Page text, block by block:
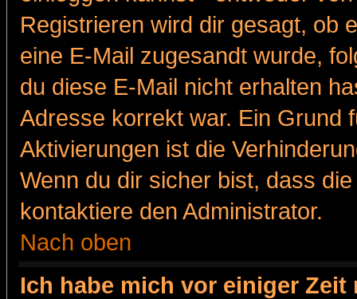
Registrieren wird dir gesagt, ob
eine E-Mail zugesandt wurde,
du diese E-Mail nicht erhalten
Adresse korrekt war. Ein Grund
Aktivierungen ist die
Wenn du dir sicher bist, dass
kontaktiere den Administrator.
Nach oben
Ich habe mich vor einiger